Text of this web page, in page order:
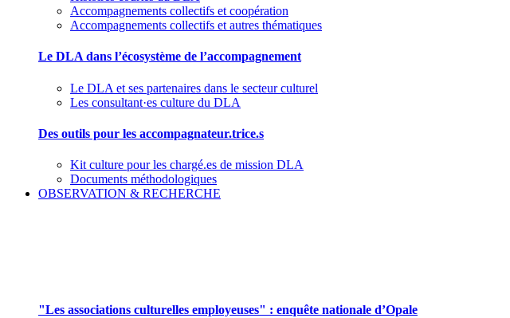
Accompagnements collectifs et coopération
Accompagnements collectifs et autres thématiques
Le DLA dans l’écosystème de l’accompagnement
Le DLA et ses partenaires dans le secteur culturel
Les consultant·es culture du DLA
Des outils pour les accompagnateur.trice.s
Kit culture pour les chargé.es de mission DLA
Documents méthodologiques
OBSERVATION & RECHERCHE
"Les associations culturelles employeuses" : enquête nationale d’Opale